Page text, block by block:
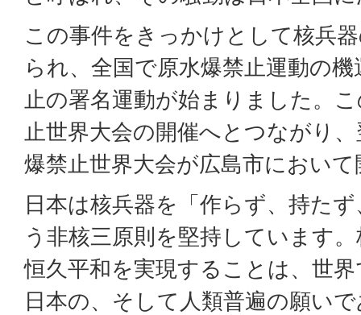
この事件をきっかけとして核兵
られ、全国で原水爆禁止運動の
止の署名運動が始まりました。
止世界大会の開催へとつながり
爆禁止世界大会が広島市におい
日本は核兵器を「作らず、持た
う非核三原則を堅持しています
恒久平和を実現することは、世
日本の、そして人類普遍の願い